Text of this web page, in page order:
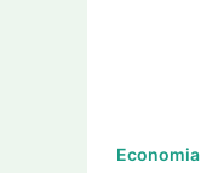
Economia
sono